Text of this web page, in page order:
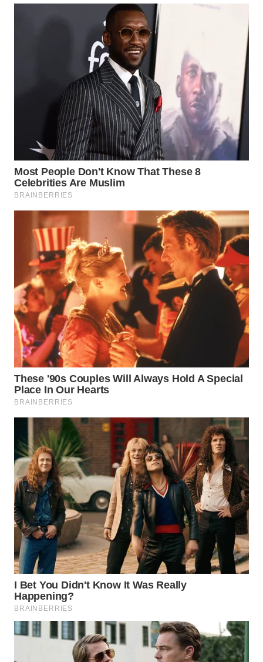
KARAWANG
BEKASI
WN
BOGOR
WN
DEPOK
WN
TAPANULI
UTARA
WN
SAMOSIR
WN
PADANG
LAWAS
SUMEDANG
WN
CIANJUR
WN
KEPULAUAN
SERIBU
TANGERANG
WN
BINJAI